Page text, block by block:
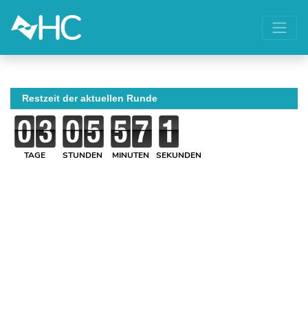
Restzeit der aktuellen Runde
TAGE STUNDEN MINUTEN SEKUNDEN